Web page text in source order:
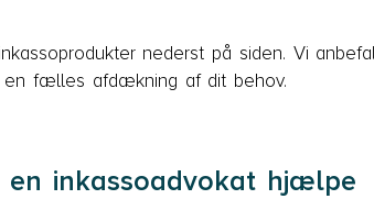
nederst på siden. Vi
en fælles afdækning af dit behov.
en inkassoadvokat hjælpe